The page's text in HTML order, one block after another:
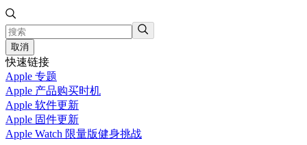
取消
快速链接
Apple 专题
Apple 产品购买时机
Apple 软件更新
Apple 固件更新
Apple Watch 限量版健身挑战